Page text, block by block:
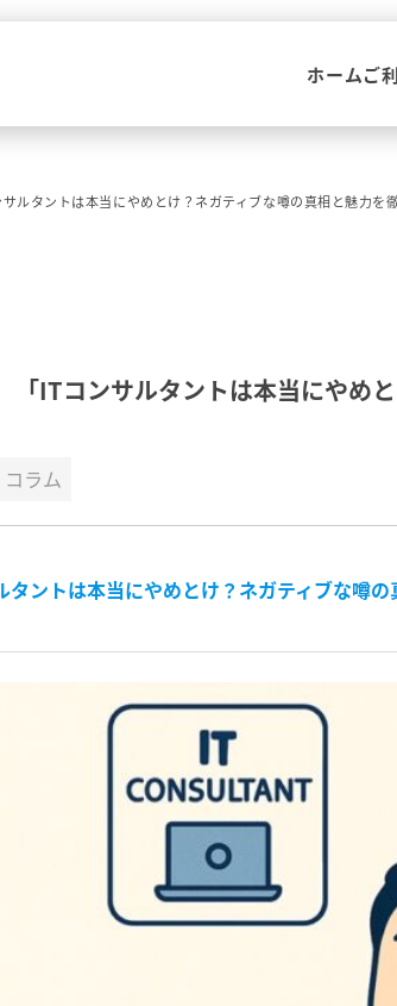
ホームご
サルタントは本当にやめとけ？ネガティブな噂の真相と魅力を
「ITコンサルタントは本当にや
コラム
タントは本当にやめとけ？ネガティブな噂の